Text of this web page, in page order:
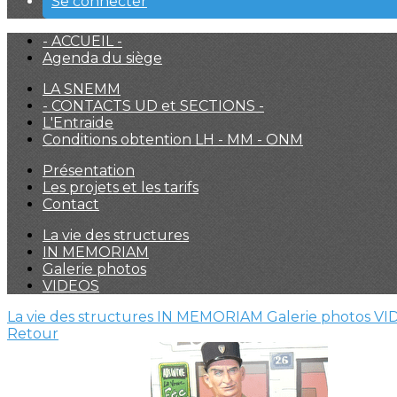
- ACCUEIL -
Agenda du siège
LA SNEMM
- CONTACTS UD et SECTIONS -
L'Entraide
Conditions obtention LH - MM - ONM
Présentation
Les projets et les tarifs
Contact
La vie des structures
IN MEMORIAM
Galerie photos
VIDEOS
La vie des structures IN MEMORIAM Galerie photos
Retour